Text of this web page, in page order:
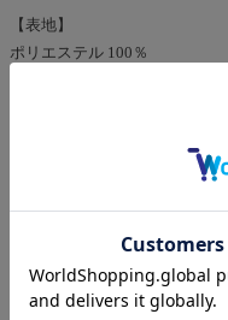
【表地】
ポリエステル 100％